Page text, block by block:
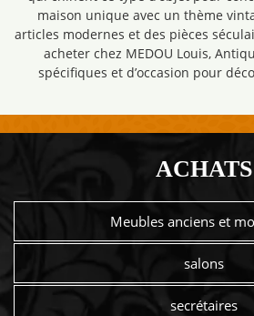
maison unique avec un thème
articles modernes et des pièces
acheter chez MEDOU Louis,
spécifiques et d’occasion pour
ACHATS
Meubles anciens et
salons
secrétaires